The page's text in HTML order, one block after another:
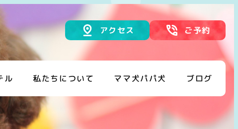
ル 私たちについて ママ犬パパ犬 ブログ
アクセス ご予約